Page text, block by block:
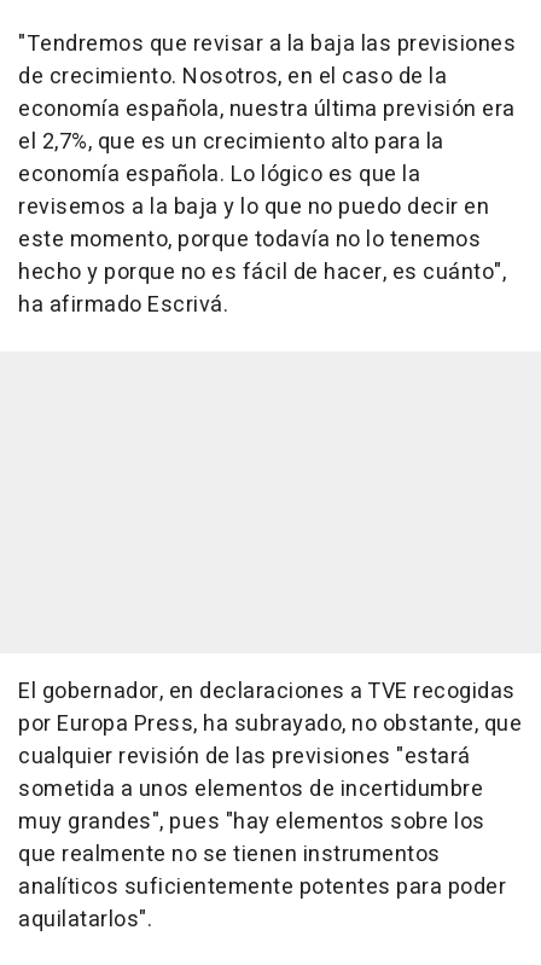
"Tendremos que revisar a la baja las previsiones
de crecimiento. Nosotros, en el caso de la
economía española, nuestra última previsión era
el 2,7%, que es un crecimiento alto para la
economía española. Lo lógico es que la
revisemos a la baja y lo que no puedo decir en
este momento, porque todavía no lo tenemos
hecho y porque no es fácil de hacer, es cuánto",
ha afirmado Escrivá.
El gobernador, en declaraciones a TVE recogidas
por Europa Press, ha subrayado, no obstante, que
cualquier revisión de las previsiones "estará
sometida a unos elementos de incertidumbre
muy grandes", pues "hay elementos sobre los
que realmente no se tienen instrumentos
analíticos suficientemente potentes para poder
aquilatarlos".